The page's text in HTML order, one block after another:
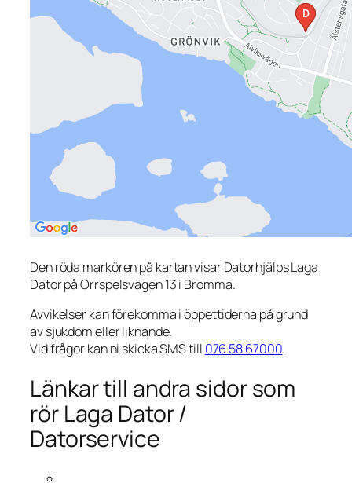
Den röda markören på kartan visar Datorhjälps Laga
Dator på Orrspelsvägen 13 i Bromma.
Avvikelser kan förekomma i öppettiderna på grund
av sjukdom eller liknande.
Vid frågor kan ni skicka SMS till 076 58 67000.
Länkar till andra sidor som
rör Laga Dator /
Datorservice